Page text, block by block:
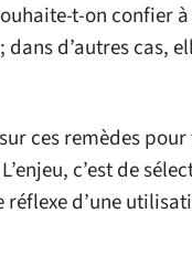
t-on confier
d’autres cas,
ces remèdes
c’est de
d’une